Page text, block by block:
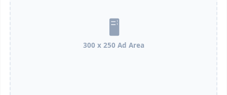
300 x 250 Ad Area